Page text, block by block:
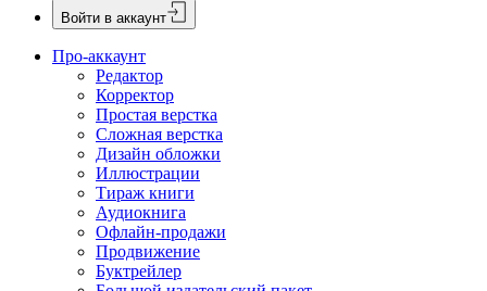
Войти в аккаунт
Про-аккаунт
Редактор
Корректор
Простая верстка
Сложная верстка
Дизайн обложки
Иллюстрации
Тираж книги
Аудиокнига
Офлайн-продажи
Продвижение
Буктрейлер